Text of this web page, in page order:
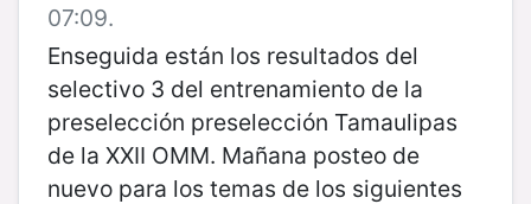
07:09.
Enseguida están los resultados del
selectivo 3 del entrenamiento de la
preselección preselección Tamaulipas
de la XXII OMM. Mañana posteo de
nuevo para los temas de los siguientes